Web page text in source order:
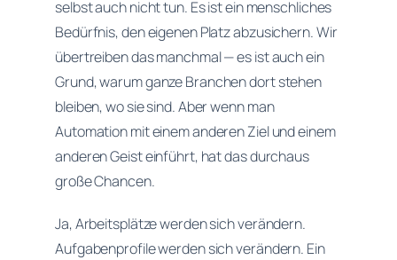
selbst auch nicht tun. Es ist ein menschliches
Bedürfnis, den eigenen Platz abzusichern. Wir
übertreiben das manchmal — es ist auch ein
Grund, warum ganze Branchen dort stehen
bleiben, wo sie sind. Aber wenn man
Automation mit einem anderen Ziel und einem
anderen Geist einführt, hat das durchaus
große Chancen.
Ja, Arbeitsplätze werden sich verändern.
Aufgabenprofile werden sich verändern. Ein